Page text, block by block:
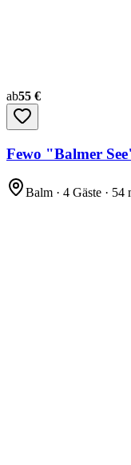
ab55 €
Fewo "Balmer
Balm · 4 Gäste · 54